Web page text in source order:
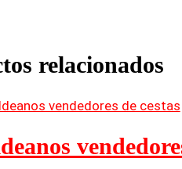
relacionados